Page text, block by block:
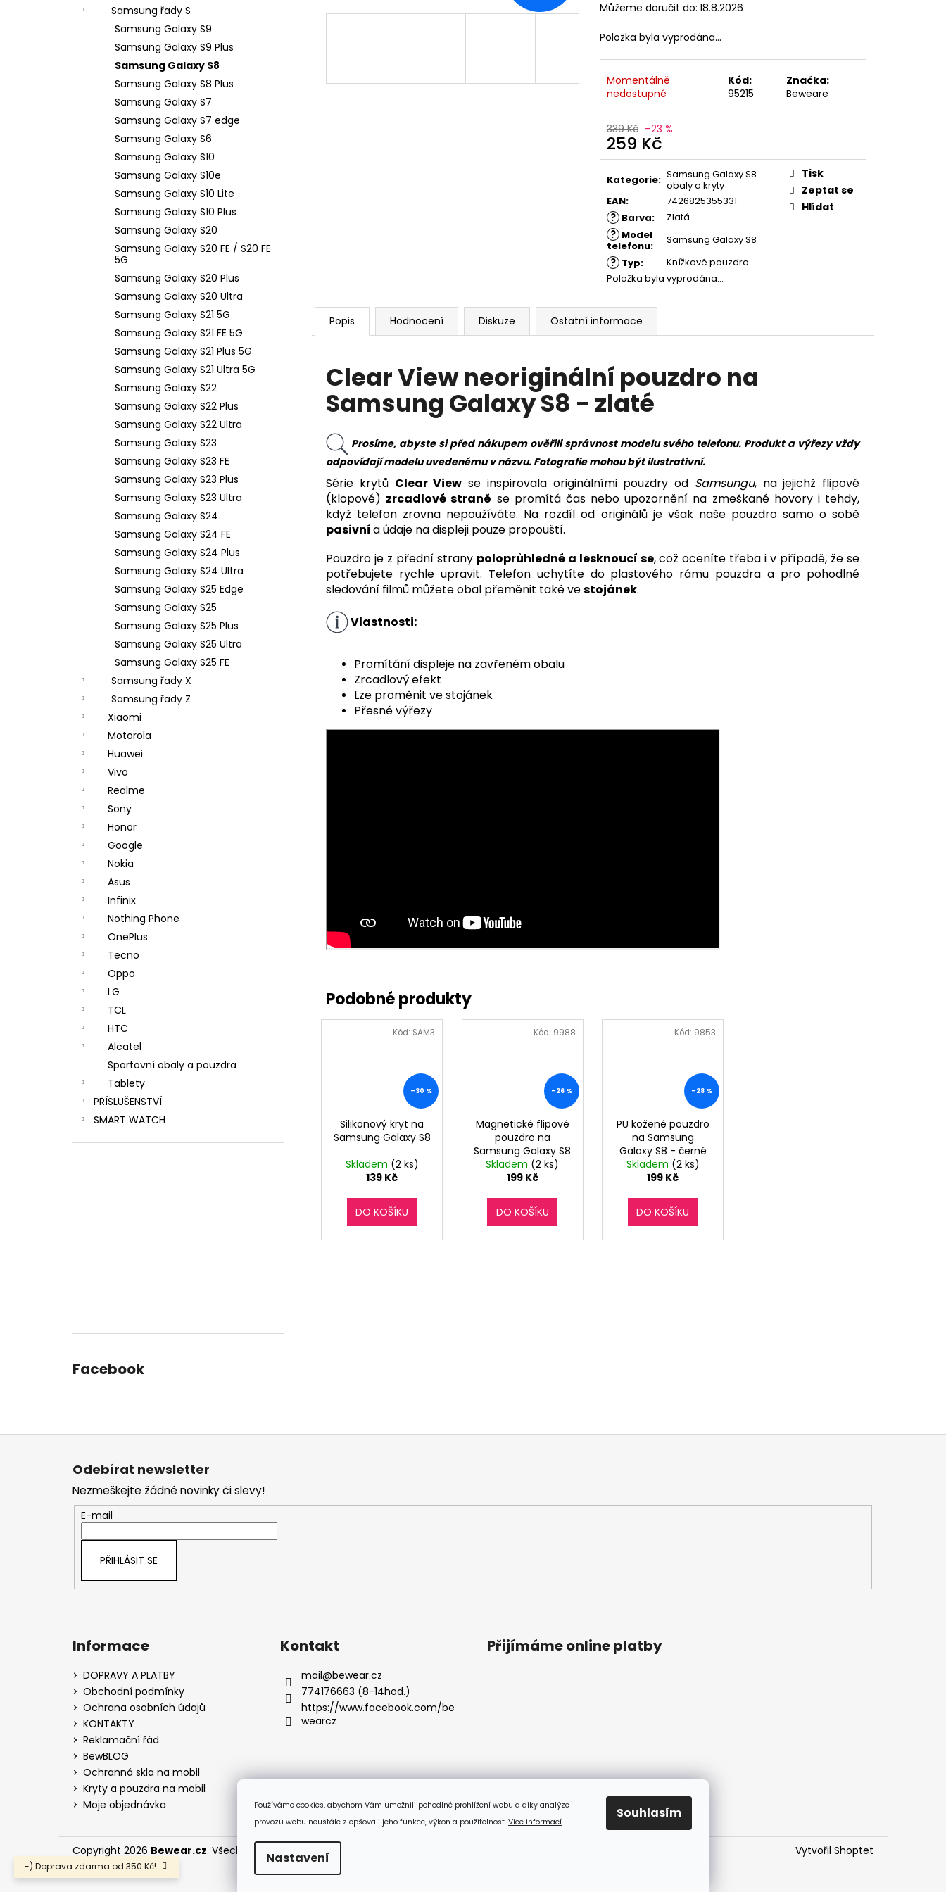
Používáme cookies, abychom Vám umožnili pohodlné prohlížení webu a díky analýze
provozu webu neustále zlepšovali jeho funkce, výkon a použitelnost. Více informací
Nastavení
Souhlasím
:-) Doprava zdarma od 350 Kč!
Samsung řady S
Samsung Galaxy S9
Samsung Galaxy S9 Plus
Samsung Galaxy S8
Samsung Galaxy S8 Plus
Samsung Galaxy S7
Samsung Galaxy S7 edge
Samsung Galaxy S6
Samsung Galaxy S10
Samsung Galaxy S10e
Samsung Galaxy S10 Lite
Samsung Galaxy S10 Plus
Samsung Galaxy S20
Samsung Galaxy S20 FE / S20 FE
5G
Samsung Galaxy S20 Plus
Samsung Galaxy S20 Ultra
Samsung Galaxy S21 5G
Samsung Galaxy S21 FE 5G
Samsung Galaxy S21 Plus 5G
Samsung Galaxy S21 Ultra 5G
Samsung Galaxy S22
Samsung Galaxy S22 Plus
Samsung Galaxy S22 Ultra
Samsung Galaxy S23
Samsung Galaxy S23 FE
Samsung Galaxy S23 Plus
Samsung Galaxy S23 Ultra
Samsung Galaxy S24
Samsung Galaxy S24 FE
Samsung Galaxy S24 Plus
Samsung Galaxy S24 Ultra
Samsung Galaxy S25 Edge
Samsung Galaxy S25
Samsung Galaxy S25 Plus
Samsung Galaxy S25 Ultra
Samsung Galaxy S25 FE
Samsung řady X
Samsung řady Z
Xiaomi
Motorola
Huawei
Vivo
Realme
Sony
Honor
Google
Nokia
Asus
Infinix
Nothing Phone
OnePlus
Tecno
Oppo
LG
TCL
HTC
Alcatel
Sportovní obaly a pouzdra
Tablety
PŘÍSLUŠENSTVÍ
SMART WATCH
Facebook
Můžeme doručit do: 18.8.2026
Položka byla vyprodána…
Momentálně
nedostupné
Kód:
95215
Značka:
Beweare
339 Kč –23 %
259 Kč
Měrná
Kategorie: Samsung Galaxy S8
obaly a kryty
EAN: 7426825355331
? Barva: Zlatá
? Model
telefonu: Samsung Galaxy S8
? Typ:
Knížkové pouzdro
Položka byla vyprodána…
Tisk
Zeptat se
Hlídat
Popis Hodnocení Diskuze Ostatní informace
Clear View neoriginální pouzdro na
Samsung Galaxy S8 - zlaté
Prosíme, abyste si před nákupem ověřili správnost modelu svého telefonu. Produkt a výřezy vždy
odpovídají modelu uvedenému v názvu. Fotografie mohou být ilustrativní.
Série krytů Clear View se inspirovala originálními pouzdry od Samsungu, na jejichž flipové
(klopové) zrcadlové straně se promítá čas nebo upozornění na zmeškané hovory i tehdy,
když telefon zrovna nepoužíváte. Na rozdíl od originálů je však naše pouzdro samo o sobě
pasivnía údaje na displeji pouze propouští.
Pouzdro je z přední strany poloprůhledné a lesknoucí se, což oceníte třeba i v případě, že se
potřebujete rychle upravit. Telefon uchytíte do plastového rámu pouzdra a pro pohodlné
sledování filmů můžete obal přeměnit také vestojánek.
Vlastnosti:
Promítání displeje na zavřeném obalu
Zrcadlový efekt
Lze proměnit ve stojánek
Přesné výřezy
–30 %
Silikonový kryt na
Samsung Galaxy S8
Skladem (2 ks)
139 Kč
DO KOŠÍKU
Kód: SAM3
–26 %
Magnetické flipové
pouzdro na
Samsung Galaxy S8
- černé
Skladem (2 ks)
199 Kč
DO KOŠÍKU
Kód: 9988
–28 %
PU kožené pouzdro
na Samsung
Galaxy S8 - černé
Skladem (2 ks)
199 Kč
DO KOŠÍKU
Kód: 9853
Odebírat newsletter
Nezmeškejte žádné novinky či slevy!
E-mail
PŘIHLÁSIT SE
Informace
DOPRAVY A PLATBY
Obchodní podmínky
Ochrana osobních údajů
KONTAKTY
Reklamační řád
BewBLOG
Ochranná skla na mobil
Kryty a pouzdra na mobil
Moje objednávka
Kontakt
mail@bewear.cz
774176663 (8-14hod.)
https://www.facebook.com/be
wearcz
Přijímáme online platby
Vytvořil Shoptet
Copyright 2026 Bewear.cz. Všechna práva vyhrazena.